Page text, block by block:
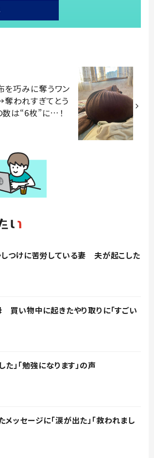
を巧みに奪うワン
奪われすぎてとう
数は“6枚”に…！
しつけに苦労している妻 夫が起こした
買い物中に起きたやり取りに「すごい
」「勉強になります」の声
ッセージに「涙が出た」「救われまし